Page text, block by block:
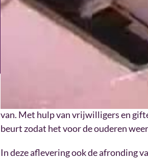
Verpleeghuis Margriet hoort al
van. Met hulp van vrijwilligers en
beurt zodat het voor de ouderen
In deze aflevering ook de afronding